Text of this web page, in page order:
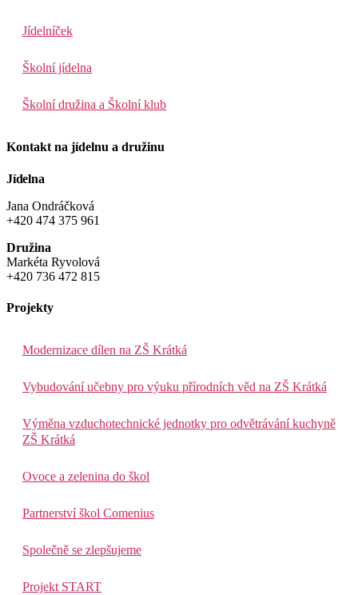
Jídelníček
Školní jídelna
Školní družina a Školní klub
Kontakt na jídelnu a družinu
Jídelna
Jana Ondráčková
+420 474 375 961
Družina
Markéta Ryvolová
+420 736 472 815
Projekty
Modernizace dílen na ZŠ Krátká
Vybudování učebny pro výuku přírodních věd na ZŠ Krátká
Výměna vzduchotechnické jednotky pro odvětrávání kuchyně
ZŠ Krátká
Ovoce a zelenina do škol
Partnerství škol Comenius
Společně se zlepšujeme
Projekt START